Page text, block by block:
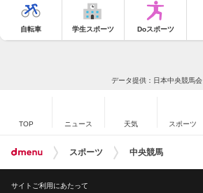
自転車 学生スポーツ Doスポーツ
データ提供：日本中央競馬会
TOP ニュース 天気 スポーツ
スポーツ 中央競馬
サイトご利用にあたって